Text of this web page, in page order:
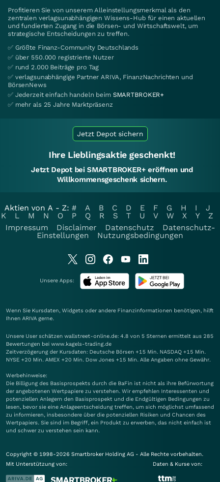
Profitieren Sie von unserem Alleinstellungsmerkmal als den
zentralen verlagsunabhängigen Wissens-Hub für einen aktuellen
und fundierten Zugang in die Börsen- und Wirtschaftswelt, um
strategische Entscheidungen zu treffen.
✅ Größte Finanz-Community Deutschlands
✅ über 550.000 registrierte Nutzer
✅ rund 2.000 Beiträge pro Tag
✅ verlagsunabhängige Partner ARIVA, FinanzNachrichten und
BörsenNews
✅ Jederzeit einfach handeln beim SMARTBROKER+
✅ mehr als 25 Jahre Marktpräsenz
Jetzt Depot sichern
Ihre Lieblingsaktie geschenkt!
Jetzt Depot bei SMARTBROKER+ eröffnen und
Willkommensgeschenk sichern.
Aktien von A - Z: # A B C D E F G H I
J
K
L M N O P Q R S T U V W X Y
Z
Impressum
Disclaimer Datenschutz
Datenschutz-
Einstellungen
Nutzungsbedingungen
Unsere Apps:
Wenn Sie Kursdaten, Widgets oder andere Finanzinformationen benötigen, hilft
Ihnen ARIVA gerne.
Unsere User schätzen wallstreet-online.de: 4.8 von 5 Sternen ermittelt aus 285
Bewertungen bei www.kagels-trading.de
Zeitverzögerung der Kursdaten: Deutsche Börsen +15 Min. NASDAQ +15 Min.
NYSE +20 Min. AMEX +20 Min. Dow Jones +15 Min. Alle Angaben ohne Gewähr.
Werbehinweise:
Die Billigung des Basisprospekts durch die BaFin ist nicht als ihre Befürwortung
der angebotenen Wertpapiere zu verstehen. Wir empfehlen Interessenten und
potenziellen Anlegern den Basisprospekt und die Endgültigen Bedingungen zu
lesen, bevor sie eine Anlageentscheidung treffen, um sich möglichst umfassend
zu informieren, insbesondere über die potenziellen Risiken und Chancen des
Wertpapiers. Sie sind im Begriff, ein Produkt zu erwerben, das nicht einfach ist
und schwer zu verstehen sein kann.
Copyright © 1998-2026 Smartbroker Holding AG - Alle Rechte vorbehalten.
Mit Unterstützung von:
Daten & Kurse von: